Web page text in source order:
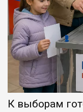
К выборам